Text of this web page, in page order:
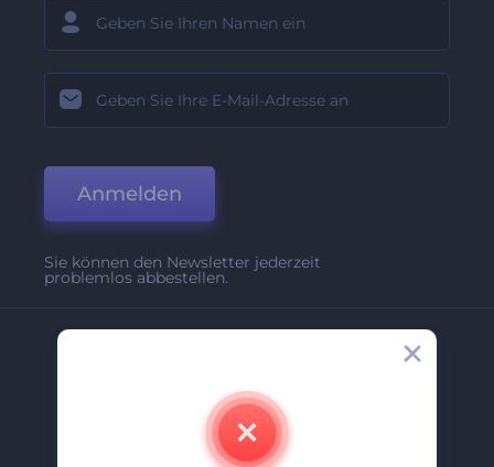
Anmelden
Sie können den Newsletter jederzeit
problemlos abbestellen.